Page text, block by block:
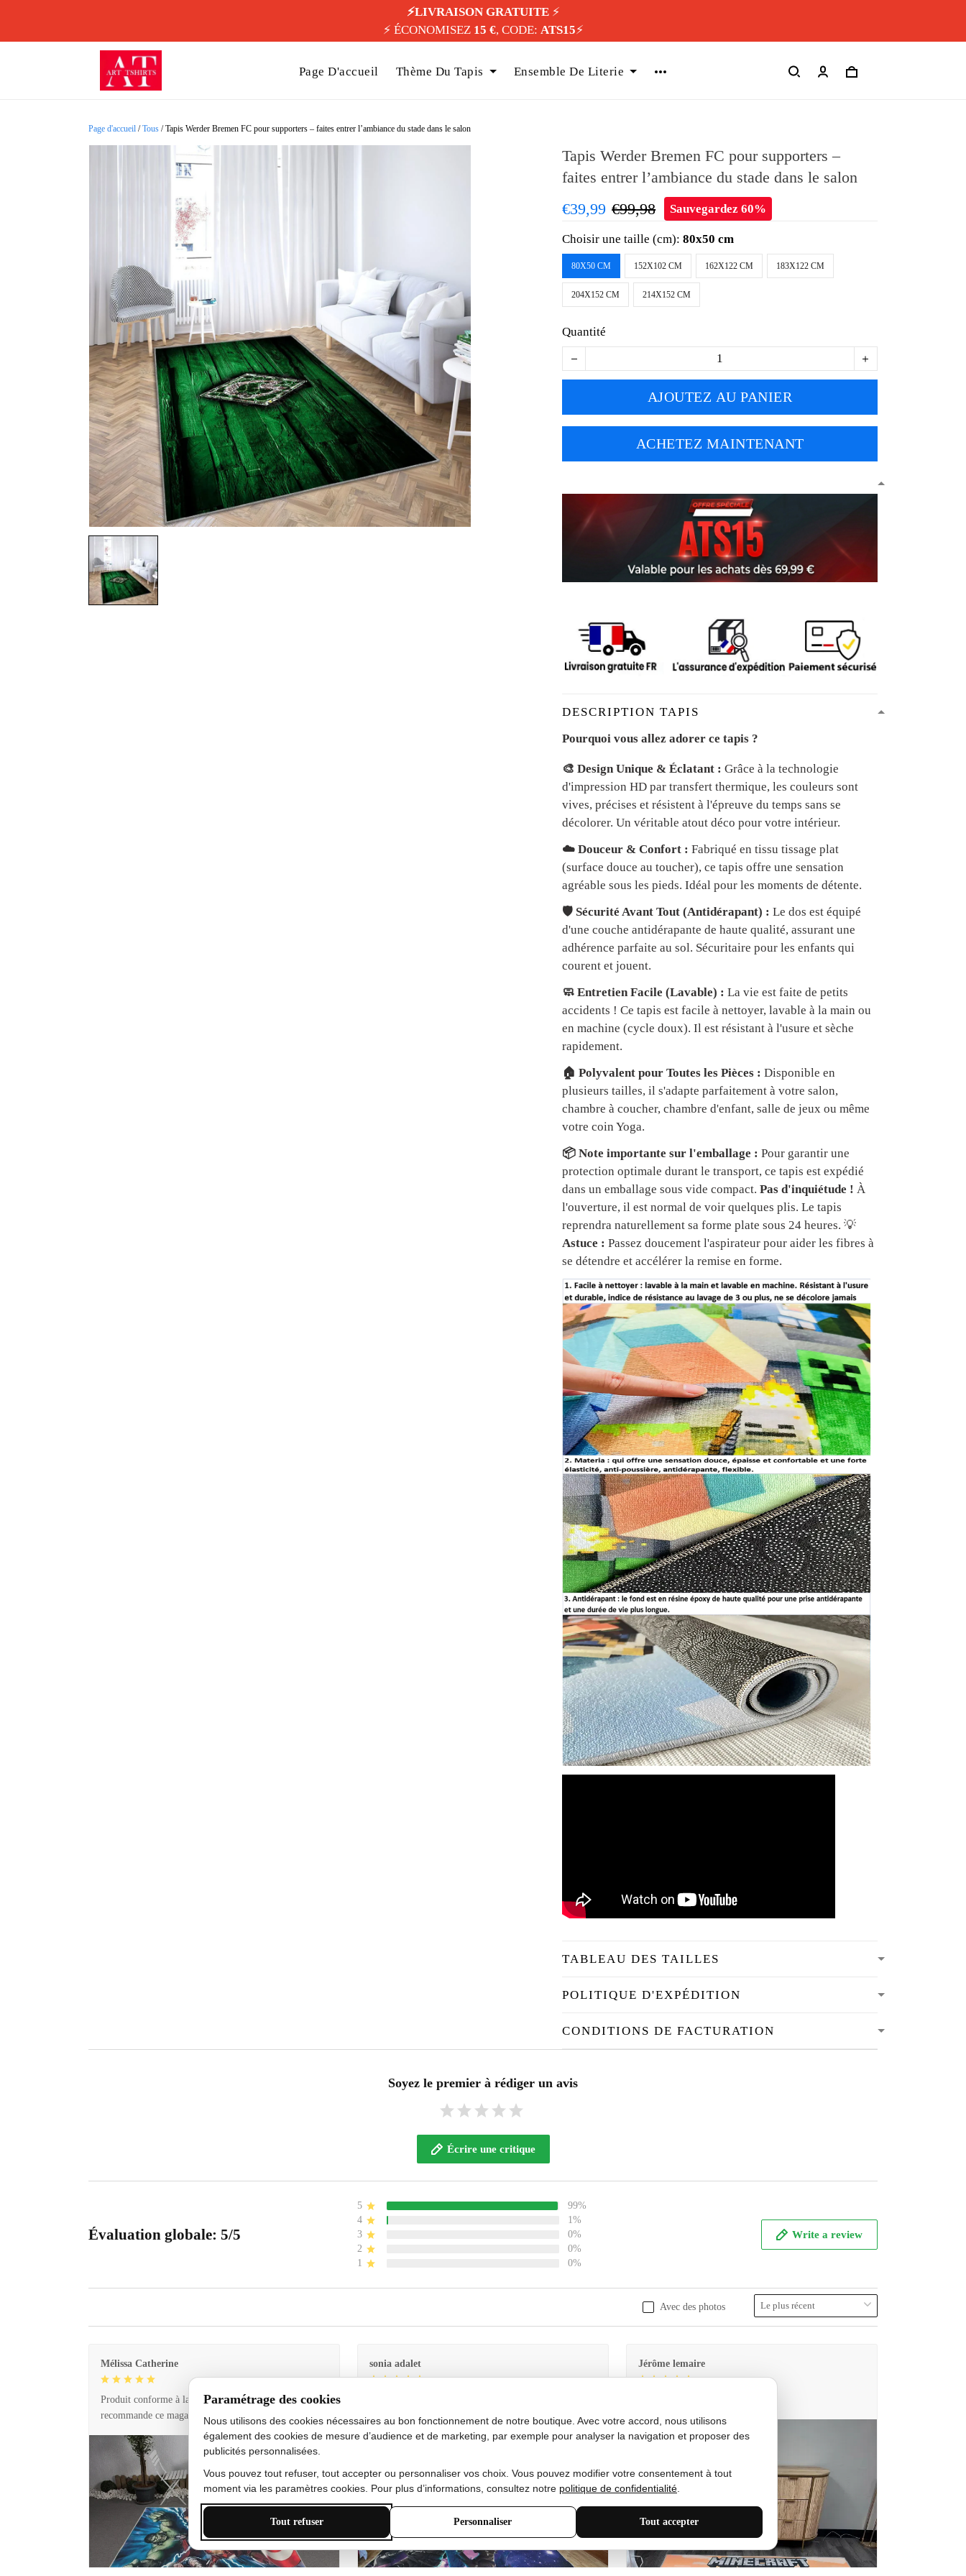
⚡️LIVRAISON GRATUITE⚡️
⚡️ ÉCONOMISEZ 15 €, CODE: ATS15⚡️
Page D'accueil Thème Du Tapis Ensemble De Literie
Page d'accueil /Tous /Tapis Werder Bremen FC pour supporters – faites entrer l’ambiance du stade dans le salon
Tapis Werder Bremen FC pour supporters –
faites entrer l’ambiance du stade dans le salon
€39,99 €99,98 Sauvegardez 60%
Choisir une taille (cm):80x50 cm
80X50 CM 152X102 CM 162X122 CM 183X122 CM
204X152 CM 214X152 CM
Quantité
AJOUTEZ AU PANIER
ACHETEZ MAINTENANT
DESCRIPTION TAPIS
Pourquoi vous allez adorer ce tapis ?
🎨 Design Unique & Éclatant : Grâce à la technologie
d'impression HD par transfert thermique, les couleurs sont
vives, précises et résistent à l'épreuve du temps sans se
décolorer. Un véritable atout déco pour votre intérieur.
☁️ Douceur & Confort : Fabriqué en tissu tissage plat
(surface douce au toucher), ce tapis offre une sensation
agréable sous les pieds. Idéal pour les moments de détente.
🛡️ Sécurité Avant Tout (Antidérapant) : Le dos est équipé
d'une couche antidérapante de haute qualité, assurant une
adhérence parfaite au sol. Sécuritaire pour les enfants qui
courent et jouent.
🧼 Entretien Facile (Lavable) : La vie est faite de petits
accidents ! Ce tapis est facile à nettoyer, lavable à la main ou
en machine (cycle doux). Il est résistant à l'usure et sèche
rapidement.
🏠 Polyvalent pour Toutes les Pièces : Disponible en
plusieurs tailles, il s'adapte parfaitement à votre salon,
chambre à coucher, chambre d'enfant, salle de jeux ou même
votre coin Yoga.
📦 Note importante sur l'emballage : Pour garantir une
protection optimale durant le transport, ce tapis est expédié
dans un emballage sous vide compact.Pas d'inquiétude ! À
l'ouverture, il est normal de voir quelques plis. Le tapis
reprendra naturellement sa forme plate sous 24 heures. 💡
Astuce : Passez doucement l'aspirateur pour aider les fibres à
se détendre et accélérer la remise en forme.
TABLEAU DES TAILLES
POLITIQUE D'EXPÉDITION
CONDITIONS DE FACTURATION
Soyez le premier à rédiger un avis
Écrire une critique
Évaluation globale: 5/5
5
99%
4
1%
3
0%
2
0%
1
0%
Write a review
Avec des photos
Mélissa Catherine
Produit conforme à la description et livraison rapide. Je
recommande ce magasin !
sonia adalet
bon état doux
Jérôme lemaire
Paramétrage des cookies
Nous utilisons des cookies nécessaires au bon fonctionnement de notre boutique. Avec votre accord, nous utilisons
également des cookies de mesure d’audience et de marketing, par exemple pour analyser la navigation et proposer des
publicités personnalisées.
Vous pouvez tout refuser, tout accepter ou personnaliser vos choix. Vous pouvez modifier votre consentement à tout
moment via les paramètres cookies. Pour plus d’informations, consultez notre politique de confidentialité
Tout refuser Personnaliser Tout accepter